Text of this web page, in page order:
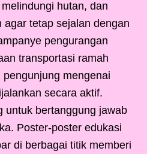
hutan, dan
agar tetap sejalan dengan
pengurangan
transportasi ramah
mengenai
secara aktif.
untuk bertanggung jawab
Poster-poster edukasi
di berbagai titik memberi